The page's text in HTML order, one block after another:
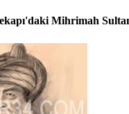
Mihrimah